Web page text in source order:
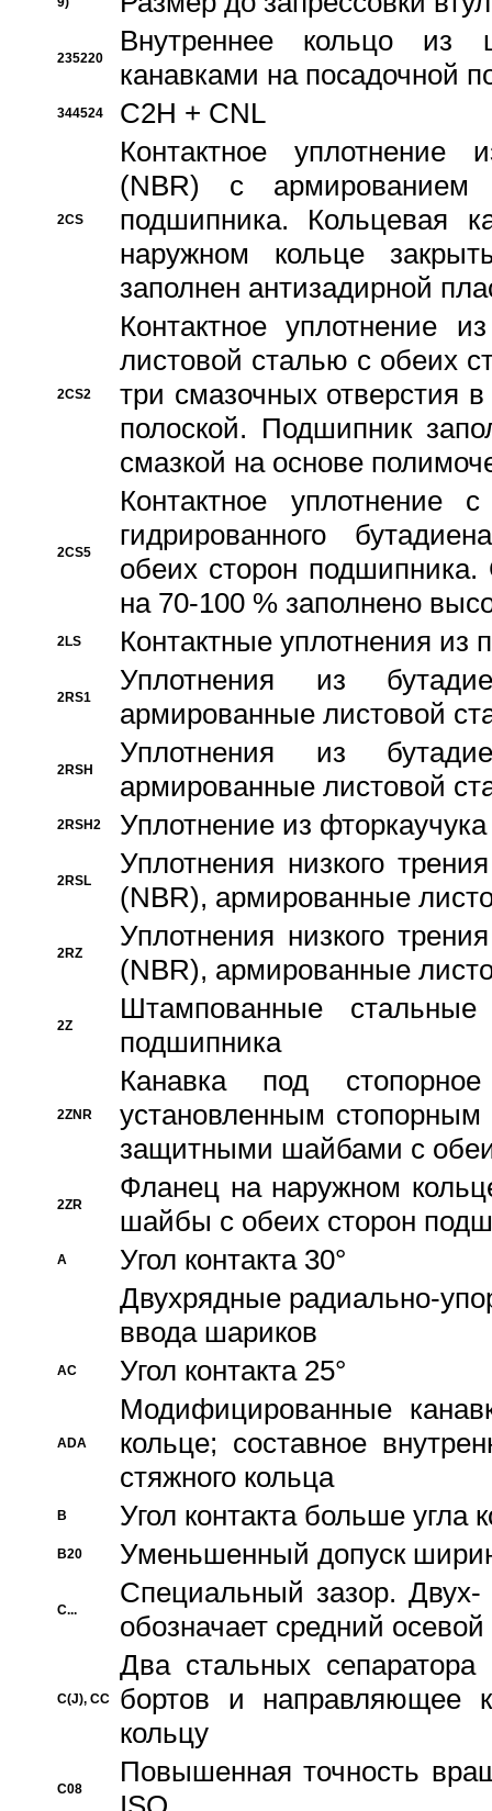
235220
Внутреннее кольцо из
канавками на посадочной
344524 C2H + CNL
2CS
Контактное уплотнение
(NBR) с
подшипника. Кольцевая
наружном кольце
заполнен антизадирной
2CS2
Контактное уплотнение
листовой сталью с обеих
три смазочных отверстия
полоской. Подшипник
смазкой на основе
2CS5
Контактное уплотнение
гидрированного
обеих сторон
на 70-100 % заполнено
2LS Контактные уплотнения из
2RS1
Уплотнения из
армированные листовой
2RSH
Уплотнения из
армированные листовой
2RSH2 Уплотнение из
2RSL
Уплотнения низкого
(NBR), армированные
2RZ
Уплотнения низкого
(NBR), армированные
2Z
Штампованные
подшипника
2ZNR
Канавка под
установленным
защитными шайбами с
2ZR
Фланец на наружном
шайбы с обеих сторон
A
Угол контакта 30°
Двухрядные радиально-
ввода шариков
AC Угол контакта 25°
ADA
Модифицированные
кольце; составное
стяжного кольца
B Угол контакта больше угла
B20 Уменьшенный допуск
C...
Специальный зазор.
обозначает средний
C(J), CC
Два стальных сепаратора
бортов и направляющее
кольцу
C08
Повышенная точность